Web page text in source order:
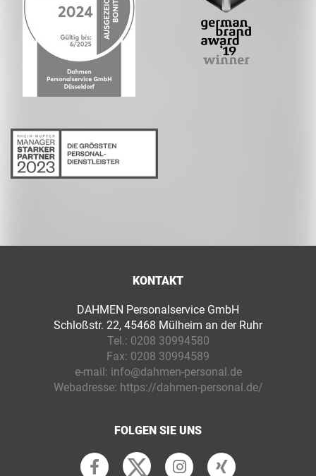
KONTAKT
DAHMEN Personalservice GmbH
Schloßstr. 22, 45468 Mülheim an der Ruhr
Tel.: 0208 30994580
Fax: 0208 30994589
e-mail: info@dahmen-personal.de
Webadresse: https://dahmen-personal.de/
FOLGEN SIE UNS